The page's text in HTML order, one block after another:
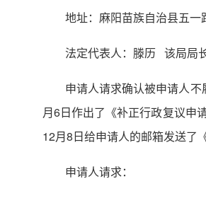
地址：麻阳苗族自治县五一
法定代表人：滕历 该局局长
申请人请求确认被申请人
月6日作出了《补正行政复议申
12月8日给申请人的邮箱发送了
申请人请求：